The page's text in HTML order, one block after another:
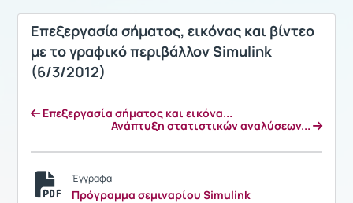
Eπεξεργασία σήματος, εικόνας και βίντεο
με το γραφικό περιβάλλον Simulink
(6/3/2012)
Επεξεργασία σήματος και εικόνα...
Ανάπτυξη στατιστικών αναλύσεων...
Έγγραφα
Πρόγραμμα σεμιναρίου Simulink